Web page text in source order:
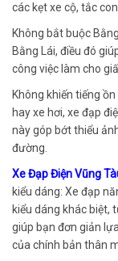
các kẹt xe cộ, tắc
Không bắt buộc
Bằng Lái, điều đó
công việc làm cho
Không khiến tiếng
hay xe hơi, xe đạp
này góp bớt thiểu
đường.
Xe Đạp Điện Vũng
kiểu dáng: Xe đạp
kiểu dáng khác biệt,
giúp bạn đơn giản
của chính bản thân